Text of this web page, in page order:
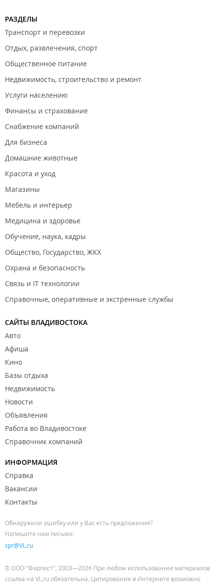
РАЗДЕЛЫ
Транспорт и перевозки
Отдых, развлечения, спорт
Общественное питание
Недвижимость, строительство и ремонт
Услуги населению
Финансы и страхование
Снабжение компаний
Для бизнеса
Домашние животные
Красота и уход
Магазины
Мебель и интерьер
Медицина и здоровье
Обучение, наука, кадры
Общество, Государство, ЖКХ
Охрана и безопасность
Связь и IT технологии
Справочные, оперативные и экстренные службы
САЙТЫ ВЛАДИВОСТОКА
Авто
Афиша
Кино
Базы отдыха
Недвижимость
Новости
Объявления
Работа во Владивостоке
Справочник компаний
ИНФОРМАЦИЯ
Справка
Вакансии
Контакты
Обнаружили ошибку или у Вас есть предложения?
Напишите нам письмо:
spr@VL.ru
© ООО "Фарпост", 2003—2026 При любом использовании материалов
ссылка на VL.ru обязательна. Цитирование в Интернете возможно